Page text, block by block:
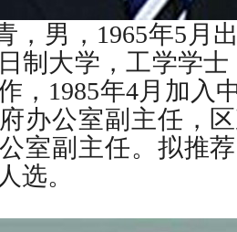
，男， 1965年5 月
制大学，工学学
， 1985年4月加入
办公室副主任，
室副主任。拟推
选。